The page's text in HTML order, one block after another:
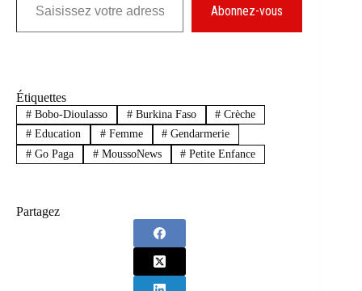
Abonnez-vous
Étiquettes
#Bobo-Dioulasso #Burkina Faso # Crèche
#Education #Femme # Gendarmerie
#Go Paga #MoussoNews # Petite Enfance
Partagez